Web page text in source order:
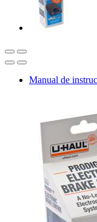
Manual de